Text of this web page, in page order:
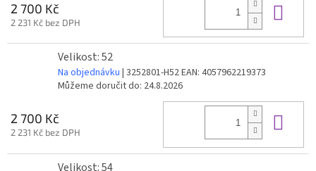
2 700 Kč
2 231 Kč bez DPH
Velikost: 52
Na objednávku | 3252801-H52EAN: 4057962219373
Můžeme doručit do: 24.8.2026
2 700 Kč
2 231 Kč bez DPH
Velikost: 54